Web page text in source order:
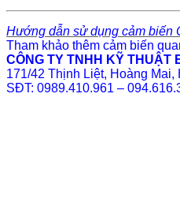
Hướng dẫn sử dụng cảm biến
Tham khảo thêm cảm biến
CÔNG TY TNHH KỸ THUẬT
171/42 Thịnh Liệt, Hoàng Mai,
SĐT: 0989.410.961 –